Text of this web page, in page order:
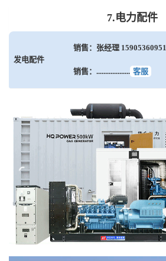
7.电力配件
发电配件
销售：张经理 15905360951
销售：................... 客服